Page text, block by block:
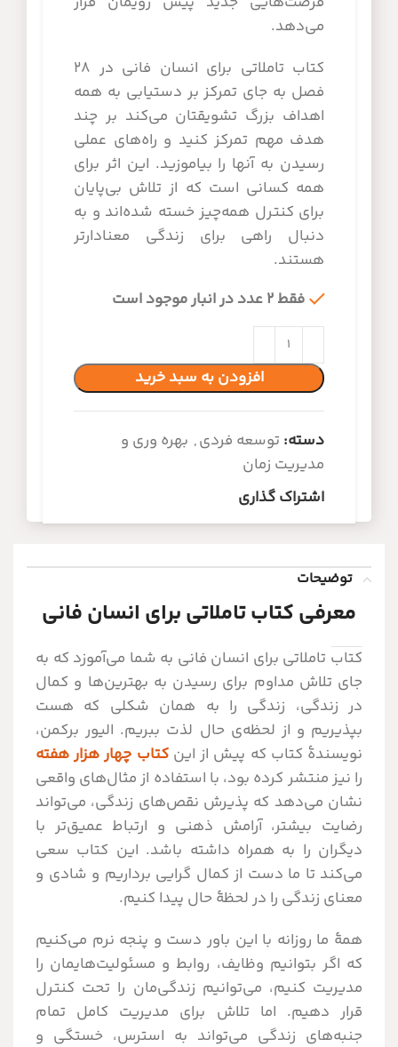
می‌دهد.
کتاب تاملاتی برای انسان فانی در ۲۸
فصل به جای تمرکز بر دستیابی به همه
اهداف بزرگ تشویقتان می‌کند بر چند
هدف مهم تمرکز کنید و راه‌های عملی
رسیدن به آنها را بیاموزید. این اثر برای
همه کسانی است که از تلاش بی‌پایان
برای کنترل همه‌چیز خسته شده‌اند و به
دنبال راهی برای زندگی معنادارتر
هستند.
فقط 2 عدد در انبار موجود است
افزودن به سبد خرید
دسته: توسعه فردی, بهره وری و
مدیریت زمان
اشتراک گذاری
توضیحات
معرفی کتاب تاملاتی برای انسان فانی
کتاب تاملاتی برای انسان فانی به شما می‌آموزد که به
جای تلاش مداوم برای رسیدن به بهترین‌ها و کمال
در زندگی، زندگی را به همان شکلی که هست
بپذیریم و از لحظه‌ی حال لذت ببریم. الیور برکمن،
نویسندۀ کتاب که پیش از اینکتاب چهار هزار هفته
را نیز منتشر کرده بود، با استفاده از مثال‌های واقعی
نشان می‌دهد که پذیرش نقص‌های زندگی، می‌تواند
رضایت بیشتر، آرامش ذهنی و ارتباط عمیق‌تر با
دیگران را به همراه داشته باشد. این کتاب سعی
می‌کند تا ما دست از کمال گرایی برداریم و شادی و
معنای زندگی را در لحظۀ حال پیدا کنیم.
همۀ ما روزانه با این باور دست و پنجه نرم می‌کنیم
که اگر بتوانیم وظایف، روابط و مسئولیت‌هایمان را
مدیریت کنیم، می‌توانیم زندگی‌مان را تحت کنترل
قرار دهیم. اما تلاش برای مدیریت کامل تمام
جنبه‌های زندگی می‌تواند به استرس، خستگی و